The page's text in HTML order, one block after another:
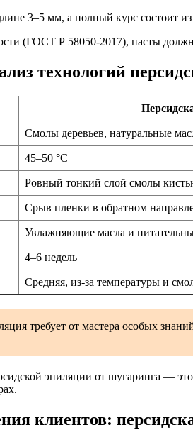
3–5 мм, а полный курс состоит
(ГОСТ Р 58050-2017), пасты
технологий
Смолы деревьев, натуральные
45–50 °C
Ровный тонкий слой смолы
Срыв пленки в обратном
Увлажняющие масла и
4–6 недель
Средняя, из-за температуры и
требует от мастера особых
эпиляции от шугаринга —
клиентов: